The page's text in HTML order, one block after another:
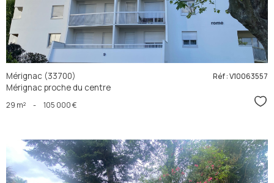
Mérignac (33700)
Mérignac proche du centre
Réf : V10063557
29 m² - 105 000 €